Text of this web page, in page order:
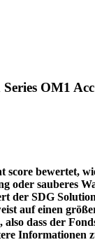
OM1 Acc
score bewertet,
oder sauberes
der SDG
auf einen
dass der
Informationen